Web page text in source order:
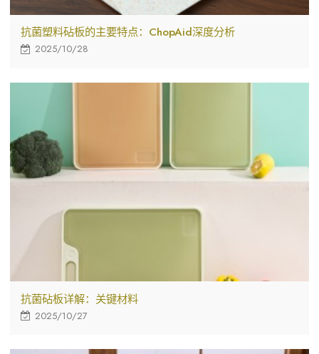
抗菌塑料砧板的主要特点：ChopAid深度分析
2025/10/28
抗菌砧板详解：关键材料
2025/10/27